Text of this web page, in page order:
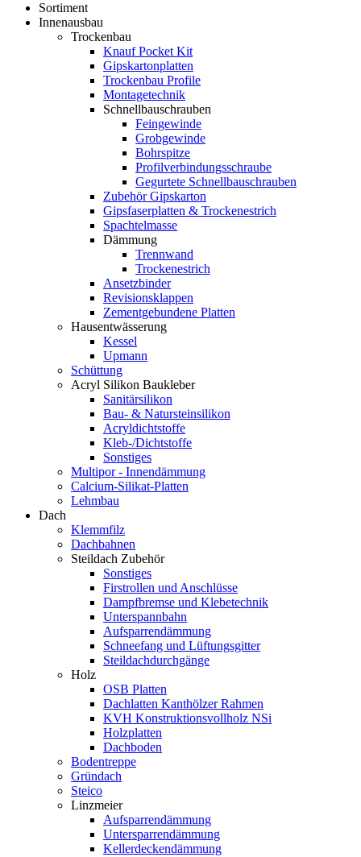
Sortiment
Innenausbau
Trockenbau
Knauf Pocket Kit
Gipskartonplatten
Trockenbau Profile
Montagetechnik
Schnellbauschrauben
Feingewinde
Grobgewinde
Bohrspitze
Profilverbindungsschraube
Gegurtete Schnellbauschrauben
Zubehör Gipskarton
Gipsfaserplatten & Trockenestrich
Spachtelmasse
Dämmung
Trennwand
Trockenestrich
Ansetzbinder
Revisionsklappen
Zementgebundene Platten
Hausentwässerung
Kessel
Upmann
Schüttung
Acryl Silikon Baukleber
Sanitärsilikon
Bau- & Natursteinsilikon
Acryldichtstoffe
Kleb-/Dichtstoffe
Sonstiges
Multipor - Innendämmung
Calcium-Silikat-Platten
Lehmbau
Dach
Klemmfilz
Dachbahnen
Steildach Zubehör
Sonstiges
Firstrollen und Anschlüsse
Dampfbremse und Klebetechnik
Unterspannbahn
Aufsparrendämmung
Schneefang und Lüftungsgitter
Steildachdurchgänge
Holz
OSB Platten
Dachlatten Kanthölzer Rahmen
KVH Konstruktionsvollholz NSi
Holzplatten
Dachboden
Bodentreppe
Gründach
Steico
Linzmeier
Aufsparrendämmung
Untersparrendämmung
Kellerdeckendämmung